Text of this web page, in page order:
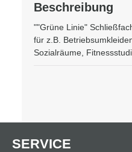
Beschreibung
""Grüne Linie"
für z.B.
Sozialräume,
SERVICE